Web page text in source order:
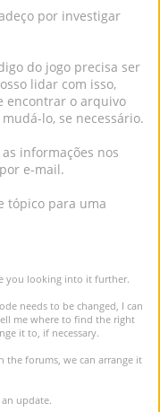
por investigar
do jogo precisa ser
lidar com isso,
encontrar o arquivo
lo, se necessário.
informações nos
e-mail.
tópico para uma
you looking into it further.
needs to be changed, I can
me where to find the right
it to, if necessary.
forums, we can arrange it
update.